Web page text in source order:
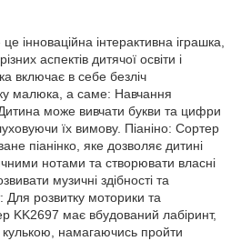
інноваційна інтерактивна іграшка,
аспектів дитячої освіти і
включає в себе безліч
малюка, а саме: Навчання
може вивчати букви та цифри
їх вимову. Піаніно: Сортер
піанінко, яке дозволяє дитині
нотами та створювати власні
музичні здібності та
Для розвитку моторики та
KK2697 має вбудований лабіринт,
намагаючись пройти